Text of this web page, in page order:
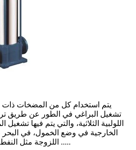
يتم استخدام كل من المضخات ذات
تشغيل البراغي في الطور عن طريق
اللولبية الثلاثية، والتي يتم فيها
الخارجية في وضع الخمول، في
اللزوجة مثل النفط وبعضها الشحنات السائلة .....